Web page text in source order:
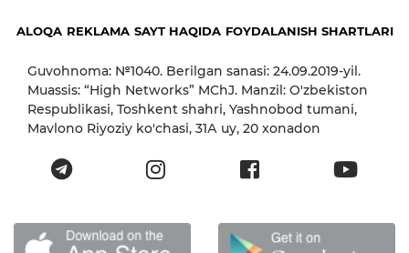
ALOQA REKLAMA SAYT HAQIDA FOYDALANISH SHARTLARI
Guvohnoma: №1040. Berilgan sanasi: 24.09.2019-yil.
Muassis: “High Networks” MChJ. Manzil: O'zbekiston
Respublikasi, Toshkent shahri, Yashnobod tumani,
Mavlono Riyoziy ko'chasi, 31А uy, 20 xonadon